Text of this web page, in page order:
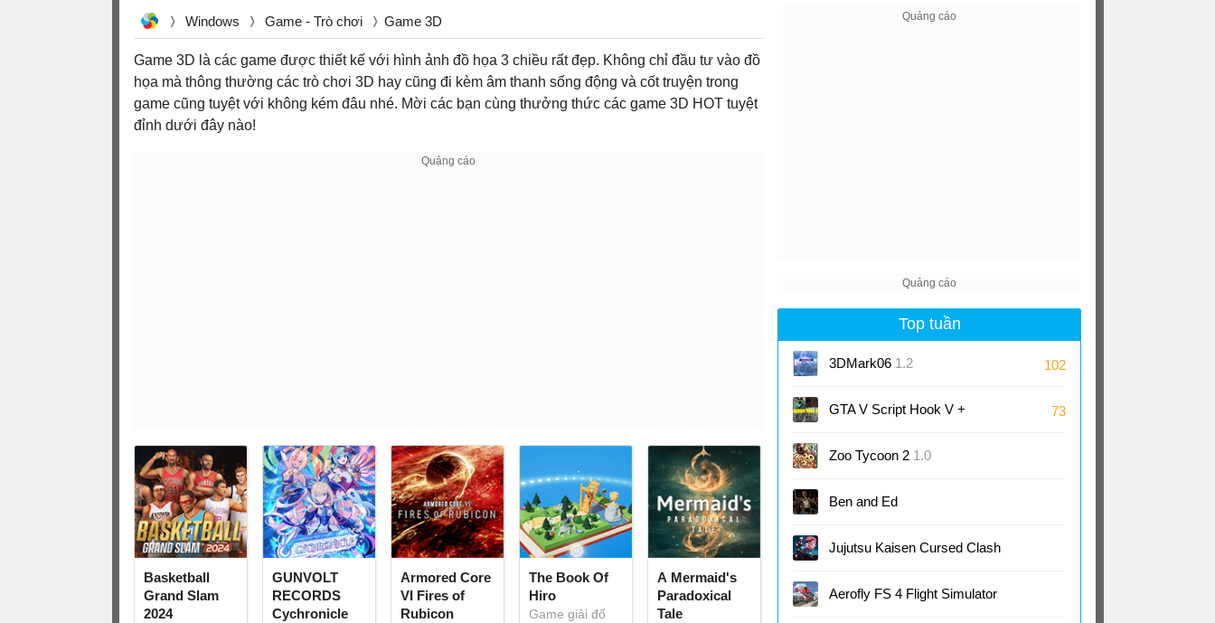
Windows Game - Trò chơi Game 3D
Game 3D là các game được thiết kế với hình ảnh đồ họa 3 chiều rất đẹp. Không chỉ đầu tư vào đồ
họa mà thông thường các trò chơi 3D hay cũng đi kèm âm thanh sống động và cốt truyện trong
game cũng tuyệt với không kém đâu nhé. Mời các bạn cùng thưởng thức các game 3D HOT tuyệt
đỉnh dưới đây nào!
Basketball
Grand Slam
2024
GUNVOLT
RECORDS
Cychronicle
Armored Core
VI Fires of
Rubicon
The Book Of
Hiro
Game giải đố
A Mermaid's
Paradoxical
Tale
Top tuần
3DMark06 1.2 102
GTA V Script Hook V +
Native Trainer1.0
73
Zoo Tycoon 2 1.0
Ben and Ed
Jujutsu Kaisen Cursed Clash
Demo 1.1
Aerofly FS 4 Flight Simulator